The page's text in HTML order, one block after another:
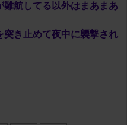
航してる以外はまあまあ
突き止めて夜中に襲撃され